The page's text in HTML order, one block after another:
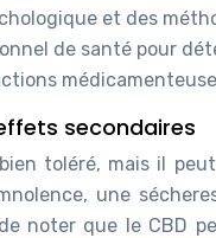
et des
de santé pour
secondaires
toléré, mais il
une
noter que le CBD